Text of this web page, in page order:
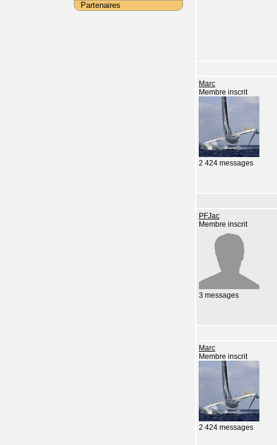
Marc
Membre inscrit
2 424 messages
PFJac
Membre inscrit
3 messages
Marc
Membre inscrit
2 424 messages
Partenaires